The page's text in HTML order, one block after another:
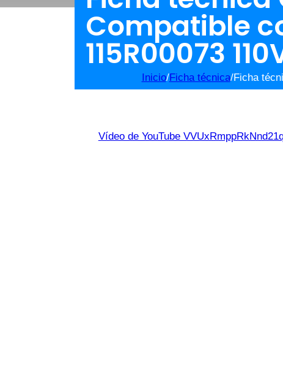
Compatible
115R00073
Inicio/Ficha técnica/Ficha
Vídeo de YouTube